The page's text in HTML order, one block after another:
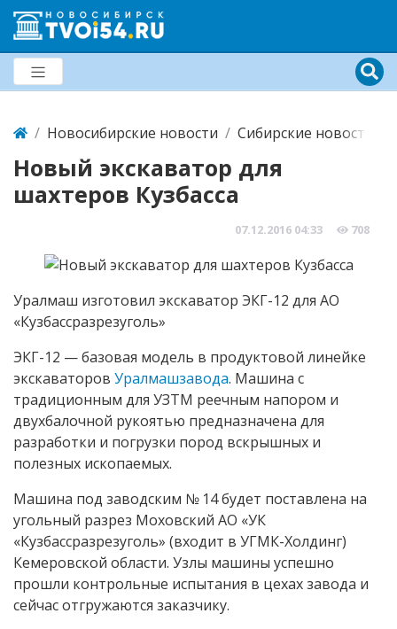
Новосибирские новости Сибирские новости
Новый экскаватор для
шахтеров Кузбасса
07.12.2016 04:33 708
Уралмаш изготовил экскаватор ЭКГ-12 для АО
«Кузбассразрезуголь»
ЭКГ-12 — базовая модель в продуктовой линейке
экскаваторов Уралмашзавода. Машина с
традиционным для УЗТМ реечным напором и
двухбалочной рукоятью предназначена для
разработки и погрузки пород вскрышных и
полезных ископаемых.
Машина под заводским № 14 будет поставлена на
угольный разрез Моховский АО «УК
«Кузбассразрезуголь» (входит в УГМК-Холдинг)
Кемеровской области. Узлы машины успешно
прошли контрольные испытания в цехах завода и
сейчас отгружаются заказчику.